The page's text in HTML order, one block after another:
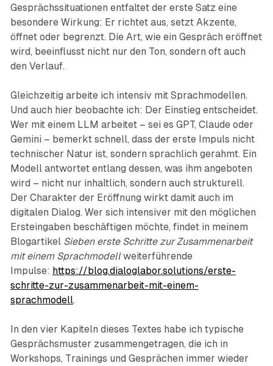
Gesprächssituationen entfaltet der erste Satz eine
besondere Wirkung: Er richtet aus, setzt Akzente,
öffnet oder begrenzt. Die Art, wie ein Gespräch eröffnet
wird, beeinflusst nicht nur den Ton, sondern oft auch
den Verlauf.
Gleichzeitig arbeite ich intensiv mit Sprachmodellen.
Und auch hier beobachte ich: Der Einstieg entscheidet.
Wer mit einem LLM arbeitet – sei es GPT, Claude oder
Gemini – bemerkt schnell, dass der erste Impuls nicht
technischer Natur ist, sondern sprachlich gerahmt. Ein
Modell antwortet entlang dessen, was ihm angeboten
wird – nicht nur inhaltlich, sondern auch strukturell.
Der Charakter der Eröffnung wirkt damit auch im
digitalen Dialog. Wer sich intensiver mit den möglichen
Ersteingaben beschäftigen möchte, findet in meinem
Blogartikel Sieben erste Schritte zur Zusammenarbeit
mit einem Sprachmodellweiterführende
Impulse: https://blog.dialoglabor.solutions/erste-
schritte-zur-zusammenarbeit-mit-einem-
sprachmodell.
In den vier Kapiteln dieses Textes habe ich typische
Gesprächsmuster zusammengetragen, die ich in
Workshops, Trainings und Gesprächen immer wieder